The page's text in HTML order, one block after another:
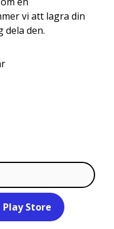
vi att lagra din
dela den.
Store